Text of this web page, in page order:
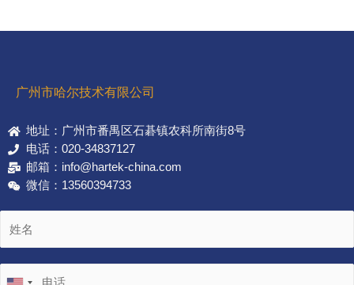
广州市哈尔技术有限公司
地址：广州市番禺区石碁镇农科所南街8号
电话：020-34837127
邮箱：info@hartek-china.com
微信：13560394733